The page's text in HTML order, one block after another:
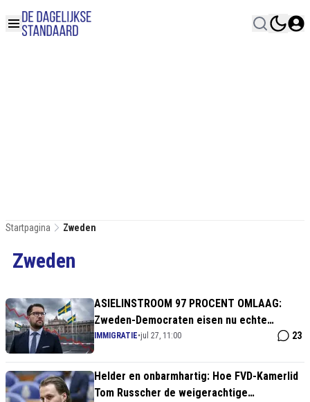
Startpagina Zweden
Zweden
ASIELINSTROOM 97 PROCENT OMLAAG:
Zweden-Democraten eisen nu echte
regeringsmacht
IMMIGRATIE•jul 27, 11:00 23
Helder en onbarmhartig: Hoe FVD-Kamerlid
Tom Russcher de weigerachtige